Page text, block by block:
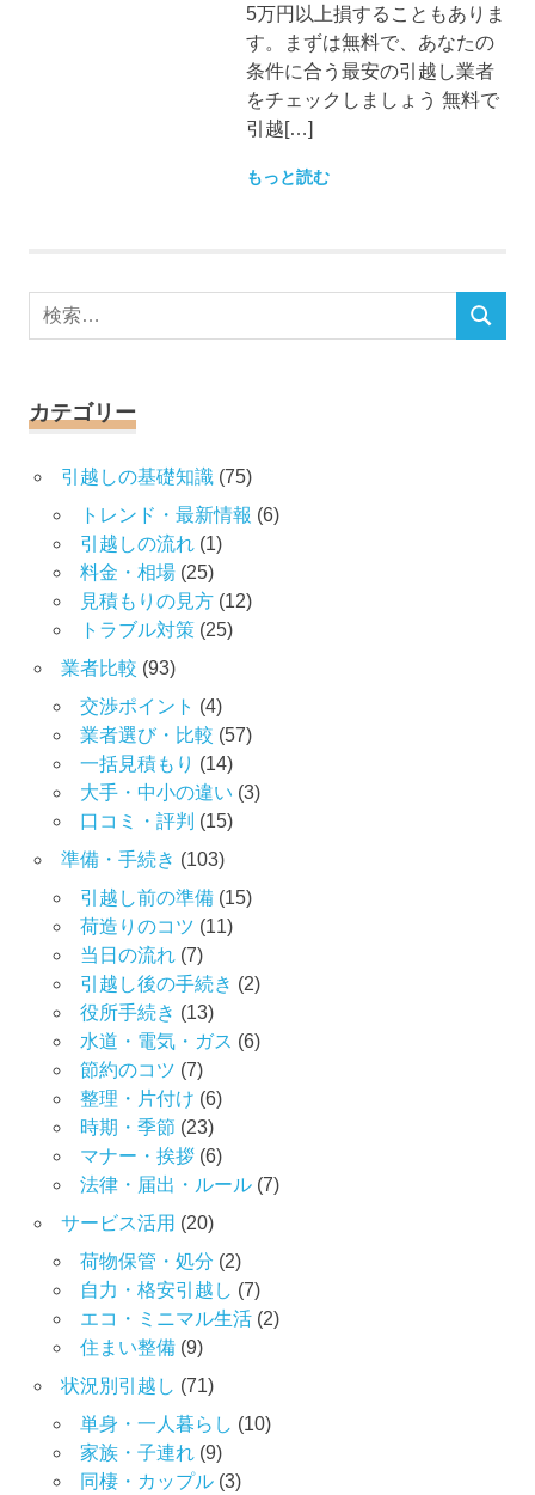
5万円以上損することもありま
す。まずは無料で、あなたの
条件に合う最安の引越し業者
をチェックしましょう 無料で
引越[…]
もっと読む
検
検
カテゴリー
引越しの基礎知識(75)
トレンド・最新情報 (6)
引越しの流れ(1)
料金・相場(25)
見積もりの見方(12)
トラブル対策(25)
業者比較 (93)
交渉ポイント (4)
業者選び・比較 (57)
一括見積もり (14)
大手・中小の違い (3)
口コミ・評判 (15)
準備・手続き (103)
引越し前の準備(15)
荷造りのコツ (11)
当日の流れ(7)
引越し後の手続き (2)
役所手続き (13)
水道・電気・ガス (6)
節約のコツ (7)
整理・片付け (6)
時期・季節 (23)
マナー・挨拶(6)
法律・届出・ルール(7)
サービス活用 (20)
荷物保管・処分 (2)
自力・格安引越し (7)
エコ・ミニマル生活(2)
住まい整備(9)
状況別引越し (71)
単身・一人暮らし (10)
家族・子連れ(9)
同棲・カップル(3)